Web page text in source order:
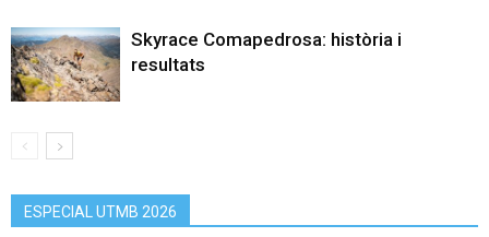
Skyrace Comapedrosa: història i
resultats
ESPECIAL UTMB 2026